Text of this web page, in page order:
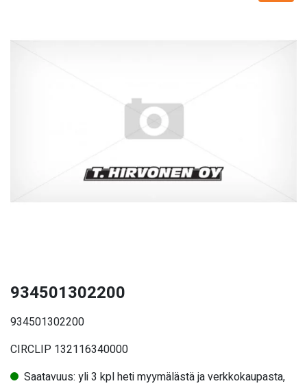
934501302200
934501302200
CIRCLIP 132116340000
Saatavuus: yli 3 kpl heti myymälästä ja verkkokaupasta,